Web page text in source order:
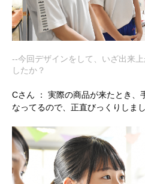
--今回デザインをして、いざ出来
したか？
Cさん ：
実際の商品が来たとき、
なってるので、正直びっくりしまし